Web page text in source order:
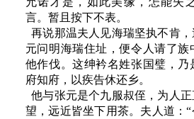
言。暂且按下不表。
再说那温夫人见海瑞坚执不肯
元问明海瑞住址，便令人请了
他作伐。这绅衿名姓张国璧，乃
府知府，以疾告休还乡。
他与张元是个九服叔侄，为人
望，远近皆坐下用茶。夫人道：“